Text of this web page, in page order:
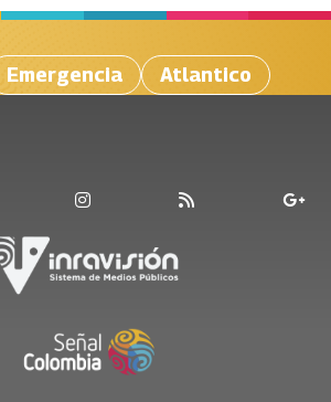
Emergencia Atlantico